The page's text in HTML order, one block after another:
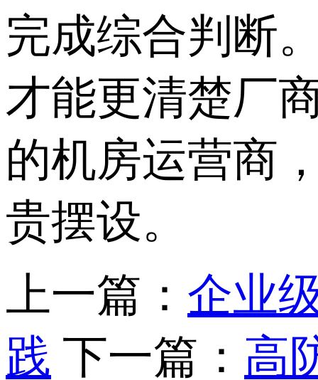
完成综合判断
才能更清楚厂
的机房运营商
贵摆设。
上一篇： 企业
践 下一篇： 高